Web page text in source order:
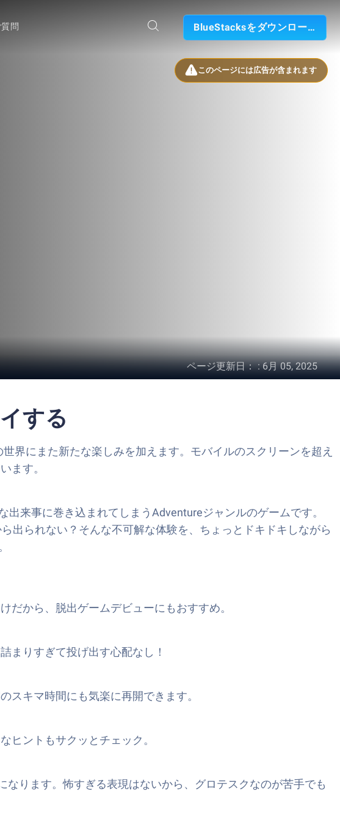
問 BlueStacksをダウンロード
このページには広告が含まれます
ページ更新日：:6月 05, 2025
する
にまた新たな楽しみを加えます。モバイルのスクリーンを超え
ます。
来事に巻き込まれてしまうAdventureジャンルのゲームです。
出られない？そんな不可解な体験を、ちょっとドキドキしながら
だから、脱出ゲームデビューにもおすすめ。
まりすぎて投げ出す心配なし！
スキマ時間にも気楽に再開できます。
ヒントもサクッとチェック。
ります。怖すぎる表現はないから、グロテスクなのが苦手でも